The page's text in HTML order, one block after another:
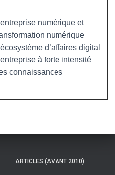
numérique et
numérique
d’affaires digital
à forte intensité
connaissances
ARTICLES (AVANT 2010)